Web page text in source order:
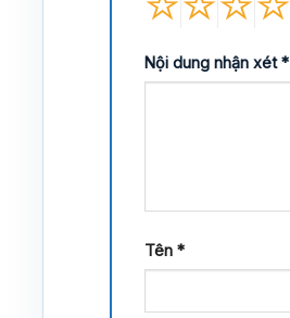
Nội dung nhận xét*
Tên *